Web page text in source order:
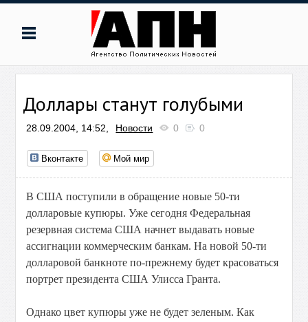
Доллары станут голубыми
28.09.2004, 14:52, Новости 0 0
Вконтакте Мой мир
В США поступили в обращение новые 50-ти
долларовые купюры. Уже сегодня Федеральная
резервная система США начнет выдавать новые
ассигнации коммерческим банкам. На новой 50-ти
долларовой банкноте по-прежнему будет красоваться
портрет президента США Улисса Гранта.
Однако цвет купюры уже не будет зеленым. Как